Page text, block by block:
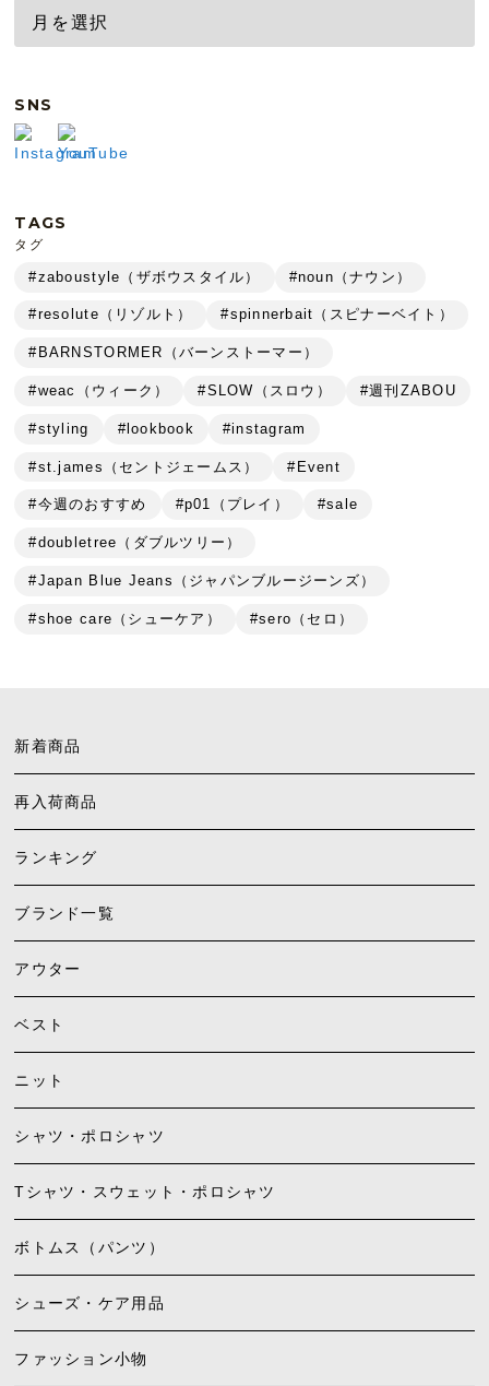
SNS
TAGS
タグ
#zaboustyle（ザボウスタイル） #noun（ナウン）
#resolute（リゾルト） #spinnerbait（スピナーベイト）
#BARNSTORMER（バーンストーマー）
#weac（ウィーク） #SLOW（スロウ） #週刊ZABOU
#styling #lookbook #instagram
#st.james（セントジェームス） #Event
#今週のおすすめ #p01（プレイ） #sale
#doubletree（ダブルツリー）
#Japan Blue Jeans（ジャパンブルージーンズ）
#shoe care（シューケア） #sero（セロ）
新着商品
再入荷商品
ランキング
ブランド一覧
アウター
ベスト
ニット
シャツ・ポロシャツ
Tシャツ・スウェット・ポロシャツ
ボトムス（パンツ）
シューズ・ケア用品
ファッション小物